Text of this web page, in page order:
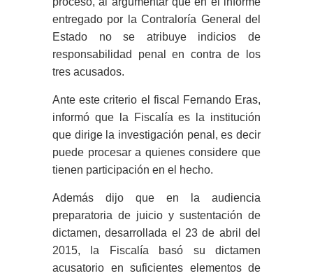
entregado por la Contraloría General del
Estado no se atribuye indicios de
responsabilidad penal en contra de los
tres acusados.
Ante este criterio el fiscal Fernando Eras,
informó que la Fiscalía es la institución
que dirige la investigación penal, es decir
puede procesar a quienes considere que
tienen participación en el hecho.
Además dijo que en la audiencia
preparatoria de juicio y sustentación de
dictamen, desarrollada el 23 de abril del
2015, la Fiscalía basó su dictamen
acusatorio en suficientes elementos de